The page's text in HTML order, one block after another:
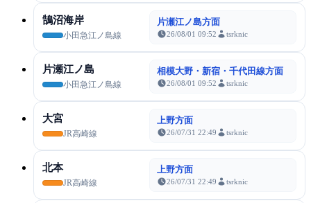
鵠沼海岸
小田急江ノ島線
片瀬江ノ島方面
26/08/01 09:52 tsrknic
片瀬江ノ島
小田急江ノ島線
相模大野・新宿・千代田線方面
26/08/01 09:52 tsrknic
大宮
JR高崎線
上野方面
26/07/31 22:49 tsrknic
北本
JR高崎線
上野方面
26/07/31 22:49 tsrknic